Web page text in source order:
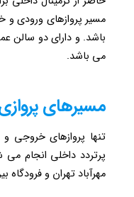
مسیر پروازهای ورودی
باشد. و دارای دو سالن
می باشد.
مسیرهای پروازی
تنها پروازهای خروجی
پرتردد داخلی انجام می
مهرآباد تهران و